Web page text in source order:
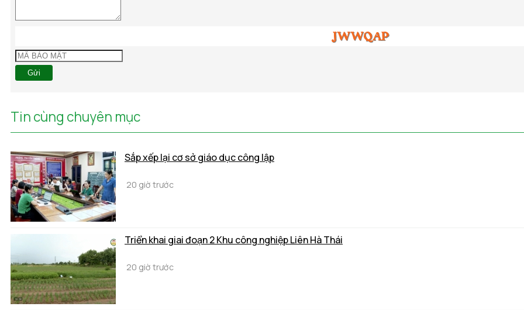
Gửi
Tin cùng chuyên mục
Sắp xếp lại cơ sở giáo dục công lập
20 giờ trước
Triển khai giai đoạn 2 Khu công nghiệp Liên Hà Thái
20 giờ trước